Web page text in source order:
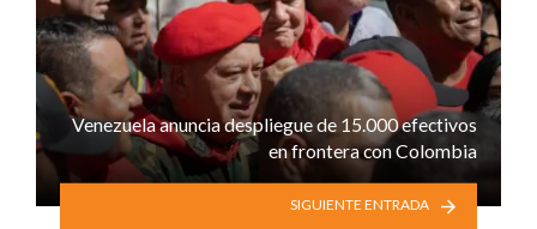
Venezuela anuncia despliegue de 15.000 efectivos
en frontera con Colombia
SIGUIENTE ENTRADA